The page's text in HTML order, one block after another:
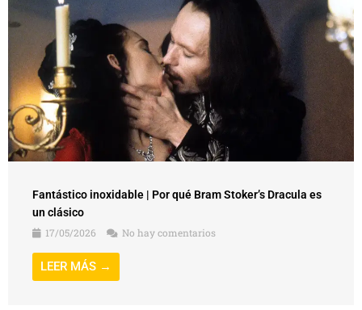
Fantástico inoxidable | Por qué Bram Stoker’s Dracula es
un clásico
17/05/2026
No hay comentarios
LEER MÁS →